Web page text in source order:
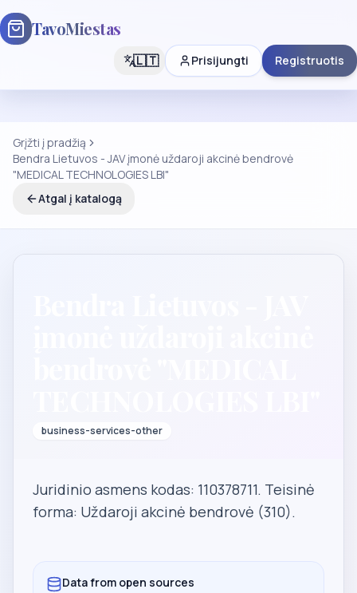
TavoMiestas
🇱🇹 Prisijungti Registruotis
Grįžti į pradžią
Bendra Lietuvos - JAV įmonė uždaroji akcinė bendrovė
"MEDICAL TECHNOLOGIES LBI"
Atgal į katalogą
business-services-other
Juridinio asmens kodas: 110378711. Teisinė
forma: Uždaroji akcinė bendrovė (310).
Data from open sources